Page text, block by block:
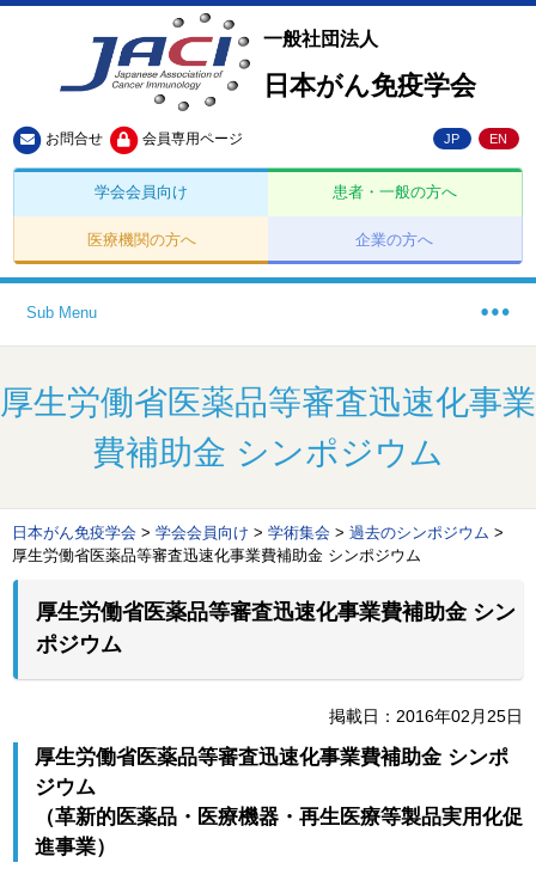
一般社団法人
日本がん免疫学会
お問合せ 会員専用ページ JP EN
学会会員向け 患者・一般の方へ
医療機関の方へ 企業の方へ
Sub Menu
厚生労働省医薬品等審査迅速化事業
費補助金 シンポジウム
日本がん免疫学会 >学会会員向け >学術集会 >過去のシンポジウム >
厚生労働省医薬品等審査迅速化事業費補助金 シンポジウム
厚生労働省医薬品等審査迅速化事業費補助金 シン
ポジウム
掲載日：2016年02月25日
厚生労働省医薬品等審査迅速化事業費補助金 シンポ
ジウム
（革新的医薬品・医療機器・再生医療等製品実用化促
進事業）